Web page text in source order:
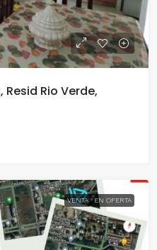
Rio Verde,
VENTA EN OFERTA